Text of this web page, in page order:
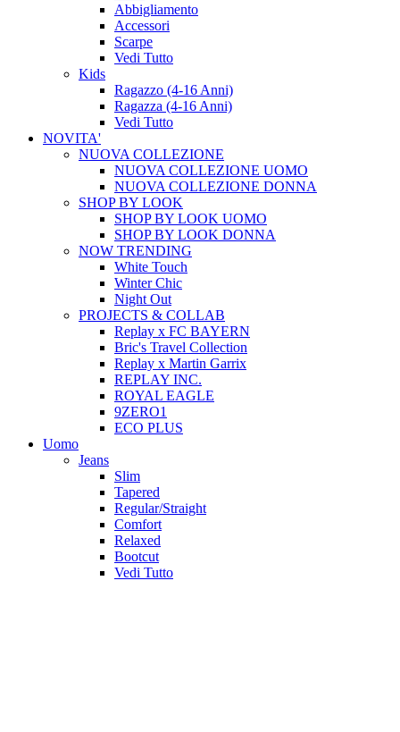
Abbigliamento
Accessori
Scarpe
Vedi Tutto
Kids
Ragazzo (4-16 Anni)
Ragazza (4-16 Anni)
Vedi Tutto
NOVITA'
NUOVA COLLEZIONE
NUOVA COLLEZIONE UOMO
NUOVA COLLEZIONE DONNA
SHOP BY LOOK
SHOP BY LOOK UOMO
SHOP BY LOOK DONNA
NOW TRENDING
White Touch
Winter Chic
Night Out
PROJECTS & COLLAB
Replay x FC BAYERN
Bric's Travel Collection
Replay x Martin Garrix
REPLAY INC.
ROYAL EAGLE
9ZERO1
ECO PLUS
Uomo
Jeans
Slim
Tapered
Regular/Straight
Comfort
Relaxed
Bootcut
Vedi Tutto